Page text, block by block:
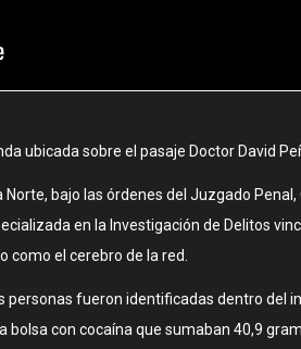
ubicada sobre el pasaje Doctor David
bajo las órdenes del Juzgado
en la Investigación de Delitos
como el cerebro de la red.
fueron identificadas dentro del
bolsa con cocaína que sumaban 40,9